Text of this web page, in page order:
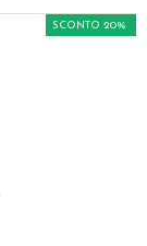
SCONTO 20%